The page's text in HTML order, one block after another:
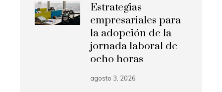
Estrategias
empresariales para
la adopción de la
jornada laboral de
ocho horas
agosto 3, 2026